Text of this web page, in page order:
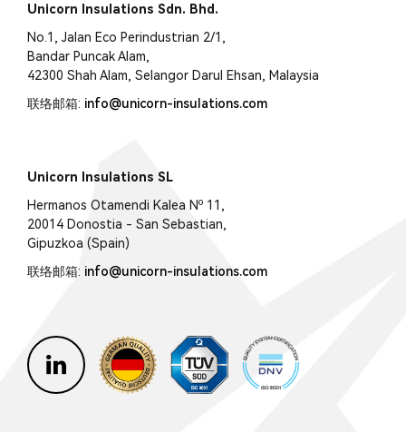
Unicorn Insulations Sdn. Bhd.
No.1, Jalan Eco Perindustrian 2/1,
Bandar Puncak Alam,
42300 Shah Alam, Selangor Darul Ehsan, Malaysia
联络邮箱: info@unicorn-insulations.com
Unicorn Insulations SL
Hermanos Otamendi Kalea Nº 11,
20014 Donostia - San Sebastian,
Gipuzkoa (Spain)
联络邮箱: info@unicorn-insulations.com